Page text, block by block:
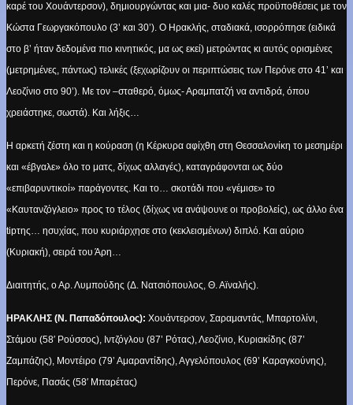
καρέ του Χουάντερσον), δημιουργώντας και μια- δυο καλές προϋποθέσεις με τον
Κώστα Γεωργακόπουλο (3’ και 30’). Ο Ηρακλής, σταδιακά, ισορρόπησε (ειδικά
στο β’ ήταν δεδομένα πιο κινητικός, μα ως εκεί) μετρώντας κι αυτός ορισμένες
(μετρημένες, πάντως) τελικές (ξεχωρίζουν οι περιπτώσεις των Περόνε στο 41’ και
Λεοζίνιο στο 90’). Με τον –σταθερό, όμως- Αραμπατζή να αντιδρά, όπου
χρειάστηκε, σωστά). Και λήξις…
Η αρκετή ζέστη και η κούραση (η Κέρκυρα αφίχθη στη Θεσσαλονίκη το μεσημέρι
και «έβγαλε» όλο το ματς, δίχως αλλαγές), καταγράφονται ως δύο
«επιβαρυντικοί» παράγοντες. Και το… σκοτάδι που «γέμισε» το
«Καυτανζόγλειο» προς το τέλος (δίχως να ανάψουνε οι προβολείς), ως άλλο ένα
tipτης… ησυχίας, που κυριάρχησε στο (κεκλεισμένων) διπλό. Και αύριο
(Κυριακή), σειρά του Άρη…
Διαιτητής, ο Αρ. Λυμπούδης (Δ. Νατσιόπουλος, Θ. Αϊναλής).
ΗΡΑΚΛΗΣ (Ν. Παπαδόπουλος): Χουάντερσον, Σαραμαντάς, Μπαρτολίνι,
Στάμου (58′ Ρούσσος), Ιντζόγλου (87’ Ρότας), Λεοζίνιο, Κυριακίδης (87’
Ζαμπάζης), Μοντέιρο (79’ Αμαραντίδης), Αγγελόπουλος (69’ Καραγκούνης),
Περόνε, Πασάς (58′ Μπαρέτας)